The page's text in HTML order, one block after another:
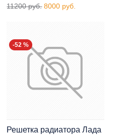
11200 руб. 8000 руб.
-52 %
Решетка радиатора Лада